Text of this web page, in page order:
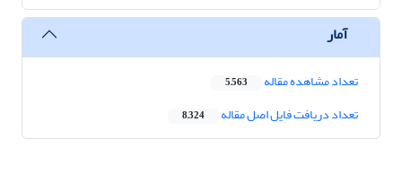
آمار
تعداد مشاهده مقاله 5,563
تعداد دریافت فایل اصل مقاله 8,324